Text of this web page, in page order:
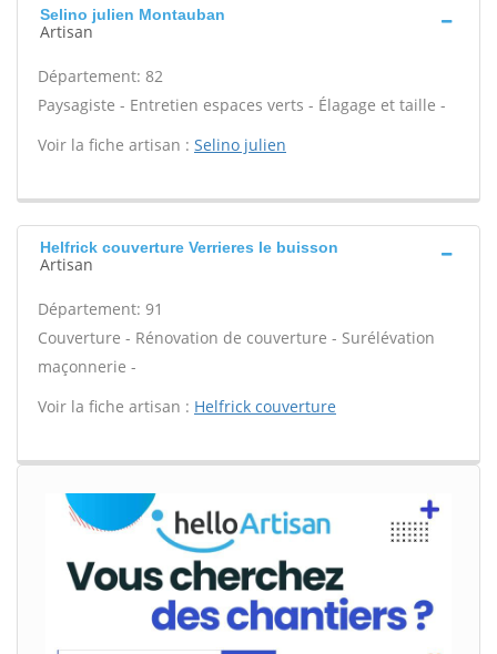
Selino julien Montauban
Artisan
Département: 82
Paysagiste - Entretien espaces verts - Élagage et taille -
Voir la fiche artisan : Selino julien
Helfrick couverture Verrieres le buisson
Artisan
Département: 91
Couverture - Rénovation de couverture - Surélévation
maçonnerie -
Voir la fiche artisan : Helfrick couverture